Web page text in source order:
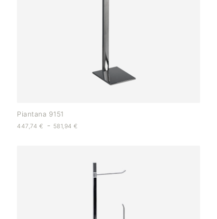
Piantana 9151
447,74 € - 581,94€